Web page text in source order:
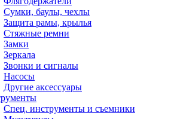
Сумки, баулы, чехлы
Защита рамы, крылья
Стяжные ремни
Замки
Зеркала
Звонки и сигналы
Насосы
Другие аксессуары
Спец. инструменты и съемники